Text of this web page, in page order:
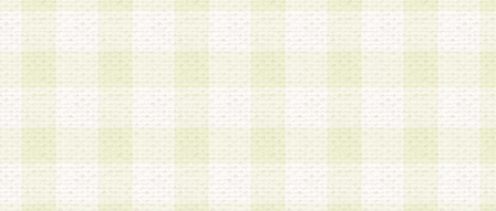
スワードを使用するものとします。
2.登録の際に当社が付与したログインIDおよびパ
の使用に関しては、全て会員本人がその責任を負
3.会員は、当社から付与されたログインIDおよび
貸与、名義変更、売買その他形態を問わず第三者
ならないものとします。